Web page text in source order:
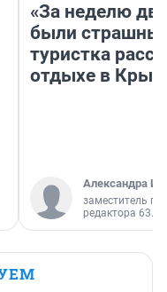
«За неделю
были
туристка
отдыхе в
Александра
заместитель
редактора 63.RU